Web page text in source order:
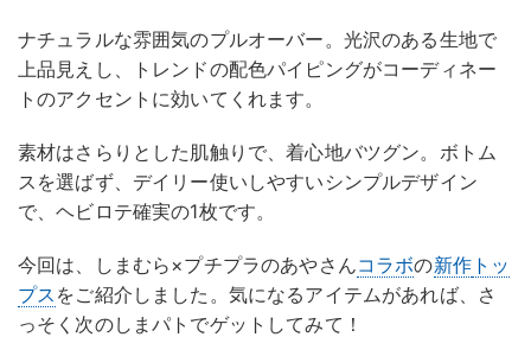
ナチュラルな雰囲気のプルオーバー。光沢のある生地で
上品見えし、トレンドの配色パイピングがコーディネー
トのアクセントに効いてくれます。
素材はさらりとした肌触りで、着心地バツグン。ボトム
スを選ばず、デイリー使いしやすいシンプルデザイン
で、ヘビロテ確実の1枚です。
今回は、しまむら×プチプラのあやさんコラボの新作トッ
プス をご紹介しました。気になるアイテムがあれば、さ
っそく次のしまパトでゲットしてみて！